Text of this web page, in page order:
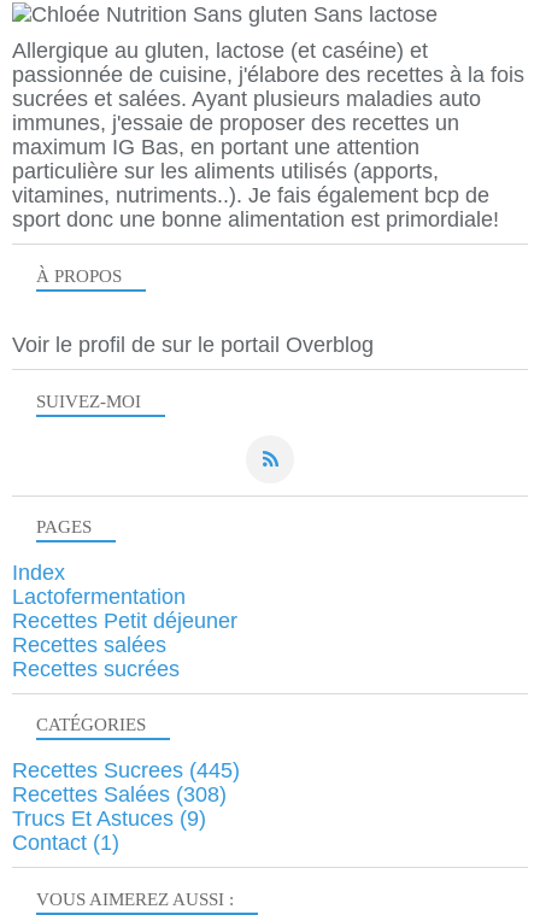
SUIVEZ-MOI
Allergique au gluten, lactose (et caséine) et
passionnée de cuisine, j'élabore des recettes à la fois
sucrées et salées. Ayant plusieurs maladies auto
immunes, j'essaie de proposer des recettes un
maximum IG Bas, en portant une attention
particulière sur les aliments utilisés (apports,
vitamines, nutriments..). Je fais également bcp de
sport donc une bonne alimentation est primordiale!
À PROPOS
Voir le profil de sur le portail Overblog
VOUS AIMEREZ AUSSI :
PAGES
Index
Lactofermentation
Recettes Petit déjeuner
Recettes salées
Recettes sucrées
CATÉGORIES
Recettes Sucrees (445)
Recettes Salées (308)
Trucs Et Astuces (9)
Contact (1)